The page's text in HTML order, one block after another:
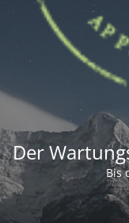
Der
Bis